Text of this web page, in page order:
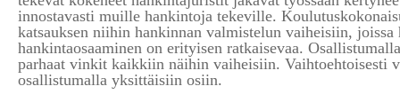
innostavasti muille hankintoja tekeville.
katsauksen niihin hankinnan valmistelun vaiheisiin,
hankintaosaaminen on erityisen ratkaisevaa.
parhaat vinkit kaikkiin näihin vaiheisiin. Vaihtoehtoisesti
osallistumalla yksittäisiin osiin.